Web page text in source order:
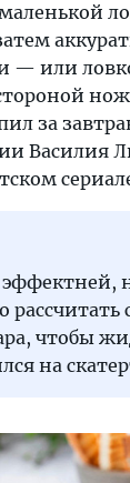
— или
за
Василия
чтобы
на